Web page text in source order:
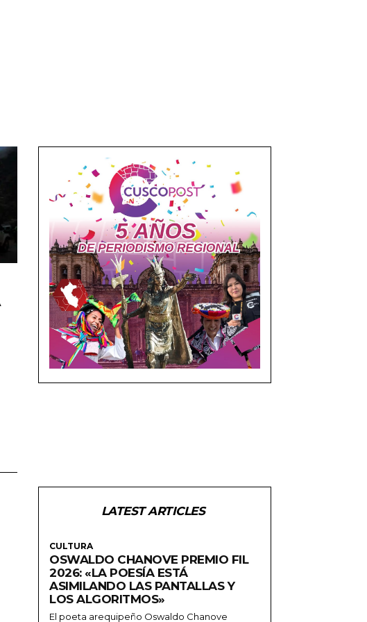
LATEST ARTICLES
CULTURA
OSWALDO CHANOVE PREMIO FIL
2026: «LA POESÍA ESTÁ
ASIMILANDO LAS PANTALLAS Y
LOS ALGORITMOS»
El poeta arequipeño Oswaldo Chanove